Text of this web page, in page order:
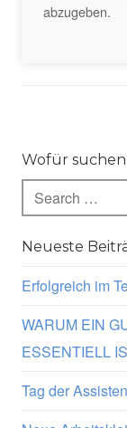
abzugeben.
Wofür suchen
Neueste
Erfolgreich im
WARUM EIN
ESSENTIELL
Tag der